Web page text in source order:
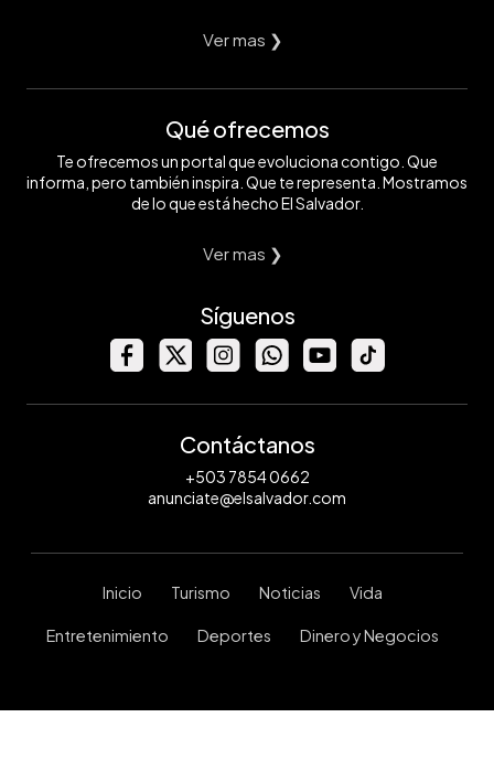
Ver mas ❯
Qué ofrecemos
Te ofrecemos un portal que evoluciona contigo. Que
informa, pero también inspira. Que te representa. Mostramos
de lo que está hecho El Salvador.
Ver mas ❯
Síguenos
Contáctanos
+503 7854 0662
anunciate@elsalvador.com
Inicio Turismo Noticias Vida
Entretenimiento Deportes Dinero y Negocios